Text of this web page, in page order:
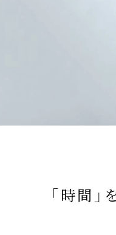
「時間」